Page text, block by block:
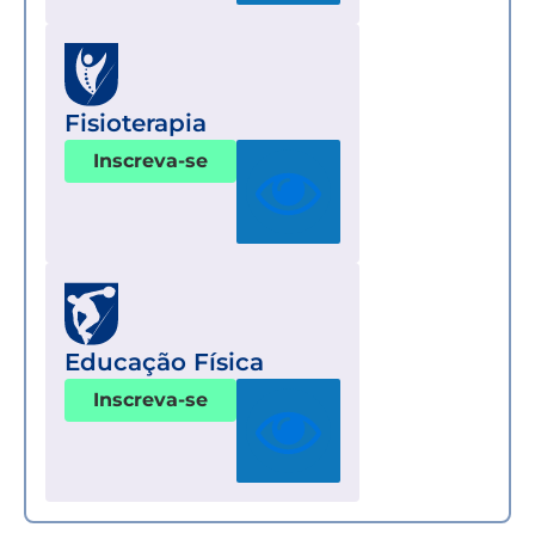
Fisioterapia
Inscreva-se
Educação Física
Inscreva-se